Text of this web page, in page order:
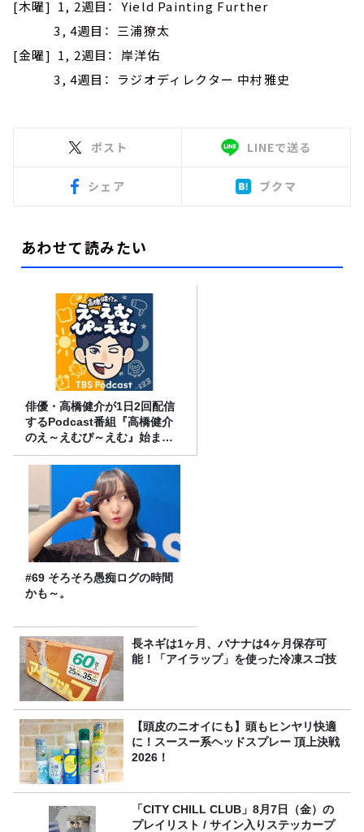
[木曜] 1, 2週目： Yield Painting Further
3, 4週目： 三浦獠太
[金曜] 1, 2週目： 岸洋佑
3, 4週目： ラジオディレクター 中村雅史
ポスト LINEで送る
シェア ブクマ
あわせて読みたい
俳優・高橋健介が1日2回配信
するPodcast番組『高橋健介
のえ～えむぴ～えむ』始まり
ます
#69 そろそろ愚痴ログの時間
かも～。
長ネギは1ヶ月、バナナは4ヶ月保存可
能！「アイラップ」を使った冷凍スゴ技
【頭皮のニオイにも】頭もヒンヤリ快適
に！スースー系ヘッドスプレー 頂上決戦
2026！
「CITY CHILL CLUB」8月7日（金）の
プレイリスト / サイン入りステッカープ